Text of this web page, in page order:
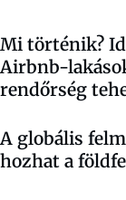
Mi történik?
Airbnb-
rendőrség
A globális
hozhat a